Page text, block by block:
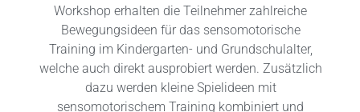
Workshop erhalten die Teilnehmer zahlreiche
Bewegungsideen für das sensomotorische
Training im Kindergarten- und Grundschulalter,
welche auch direkt ausprobiert werden. Zusätzlich
dazu werden kleine Spielideen mit
sensomotorischem Training kombiniert und